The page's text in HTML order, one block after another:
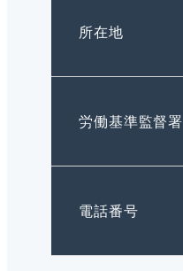
所在地
労働基準監督署
電話番号